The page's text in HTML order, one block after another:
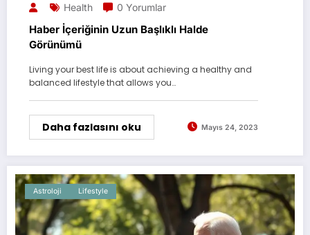
Health 0 Yorumlar
Haber İçeriğinin Uzun Başlıklı Halde
Görünümü
Living your best life is about achieving a healthy and
balanced lifestyle that allows you…
Daha fazlasını oku Mayıs 24, 2023
Astroloji Lifestyle